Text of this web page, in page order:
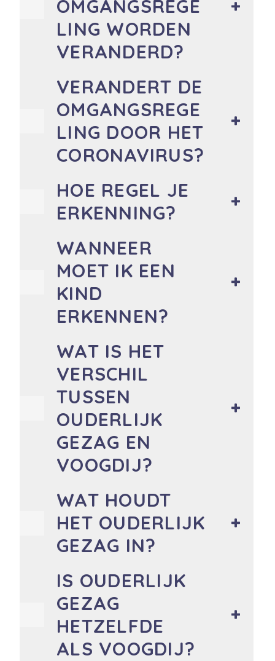
OMGANGSREGE
LING WORDEN
VERANDERD?
VERANDERT DE
OMGANGSREGE
LING DOOR HET
CORONAVIRUS?
HOE REGEL JE
ERKENNING?
WANNEER
MOET IK EEN
KIND
ERKENNEN?
WAT IS HET
VERSCHIL
TUSSEN
OUDERLIJK
GEZAG EN
VOOGDIJ?
WAT HOUDT
HET OUDERLIJK
GEZAG IN?
IS OUDERLIJK
GEZAG
HETZELFDE
ALS VOOGDIJ?